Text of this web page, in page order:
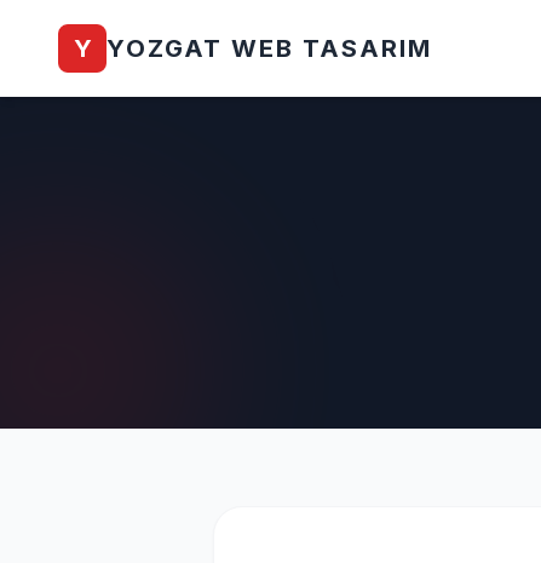
Y YOZGAT WEB TASARIM